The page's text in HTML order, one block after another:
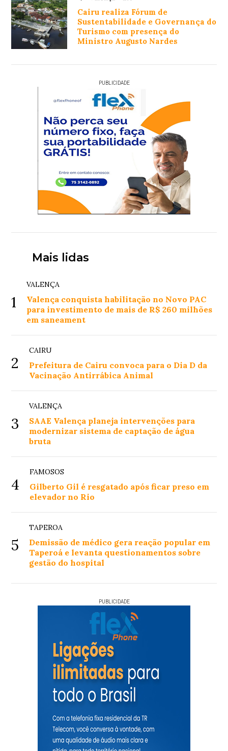
Cairu realiza Fórum de
Sustentabilidade e Governança do
Turismo com presença do
Ministro Augusto Nardes
PUBLICIDADE
Mais lidas
1
VALENÇA
Valença conquista habilitação no Novo PAC
para investimento de mais de R$ 260 milhões
em saneament
2
CAIRU
Prefeitura de Cairu convoca para o Dia D da
Vacinação Antirrábica Animal
3
VALENÇA
SAAE Valença planeja intervenções para
modernizar sistema de captação de água
bruta
4
FAMOSOS
Gilberto Gil é resgatado após ficar preso em
elevador no Rio
5
TAPEROA
Demissão de médico gera reação popular em
Taperoá e levanta questionamentos sobre
gestão do hospital
PUBLICIDADE